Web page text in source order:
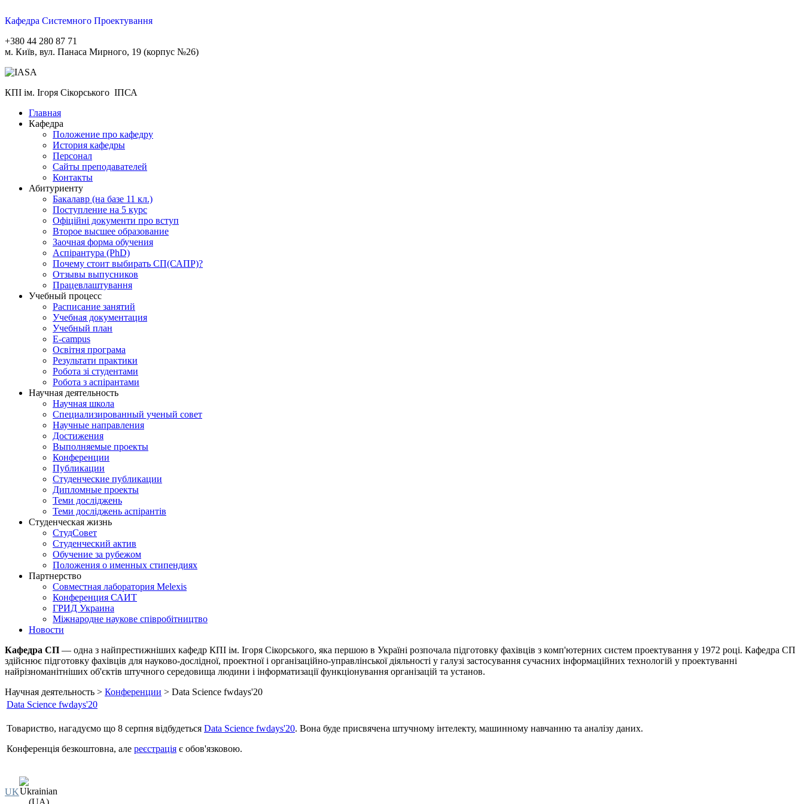
Кафедра Системного Проектування
+380 44 280 87 71
м. Київ, вул. Панаса Мирного, 19 (корпус №26)
КПІ ім. Ігоря Сікорського ІПСА
Главная
Кафедра
Положение про кафедру
История кафедры
Персонал
Сайты преподавателей
Контакты
Абитуриенту
Бакалавр (на базе 11 кл.)
Поступление на 5 курс
Офіційні документи про вступ
Второе высшее образование
Заочная форма обучения
Aспірантура (PhD)
Почему стоит выбирать СП(САПР)?
Отзывы выпусников
Працевлаштування
Учебный процесс
Расписание занятий
Учебная документация
Учебный план
E-campus
Освітня програма
Результати практики
Робота зі студентами
Робота з аспірантами
Научная деятельность
Научная школа
Специализированный ученый совет
Научные направления
Достижения
Выполняемые проекты
Конференции
Публикации
Студенческие публикации
Дипломные проекты
Теми досліджень
Теми досліджень аспірантів
Студенческая жизнь
СтудСовет
Студенческий актив
Обучение за рубежом
Положения о именных стипендиях
Партнерство
Совместная лаборатория Melexis
Конференция САИТ
ГРИД Украина
Міжнародне наукове співробітництво
Новости
Кафедра СП — одна з найпрестижніших кафедр КПІ ім. Ігоря Сікорського, яка першою в Україні розпочала підготовку фахівців з комп'ютерних систем проектування у 1972 році. Кафедра СП
здійснює підготовку фахівців для науково-дослідної, проектної і організаційно-управлінської діяльності у галузі застосування сучасних інформаційних технологій у проектуванні
найрізноманітніших об'єктів штучного середовища людини і інформатизації функціонування організацій та установ.
Научная деятельность > Конференции > Data Science fwdays'20
Data Science fwdays'20
Товариство, нагадуємо що 8 серпня відбудеться Data Science fwdays'20. Вона буде присвячена штучному інтелекту, машинному навчанню та аналізу даних.
Конференція безкоштовна, але реєстрація є обов'язковою.
UK